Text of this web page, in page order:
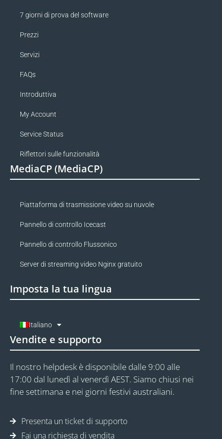
7 giorni di prova del software
Prezzi
Servizi
FAQs
Introduttiva
My Account
Service Status
Riflettori sulle funzionalità
MediaCP (MediaCP)
Piattaforma di trasmissione video su nuvole
Pannello di controllo Icecast
Pannello di controllo Flussonico
Server di streaming video Nginx gratuito
Imposta la tua lingua
Italiano
Vendite e supporto
Il nostro helpdesk è disponibile dalle 9:00 alle
17:00 dal lunedì al venerdì AEST. Siamo chiusi nei
fine settimana e nei giorni festivi australiani.
Presenta un ticket di supporto
Fai una richiesta di vendita